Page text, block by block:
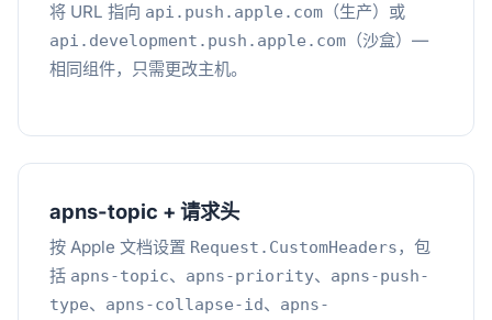
将 URL 指向 api.push.apple.com （生产）或
api.development.push.apple.com （沙盒）—
相同组件，只需更改主机。
apns-topic + 请求头
按 Apple 文档设置 Request.CustomHeaders，包
括 apns-topic、 apns-priority、 apns-push-
type、 apns-collapse-id、 apns-